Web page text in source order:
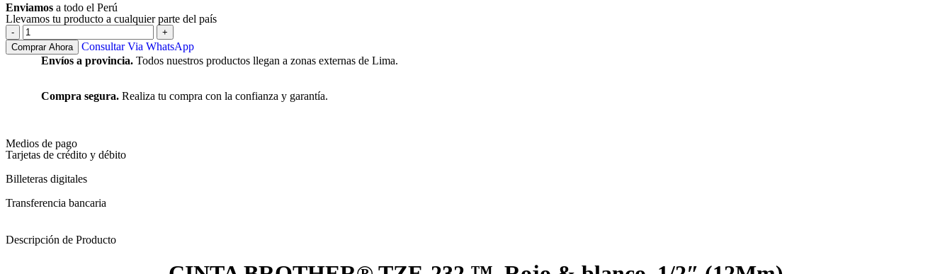
Enviamos a todo el Perú
Llevamos tu producto a cualquier parte del país
Comprar Ahora
Consultar Via WhatsApp
Envíos a provincia. Todos nuestros productos llegan a zonas externas de Lima.
Compra segura. Realiza tu compra con la confianza y garantía.
Medios de pago
Tarjetas de crédito y débito
Billeteras digitales
Transferencia bancaria
Descripción de Producto